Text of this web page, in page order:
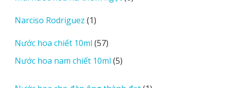
Narciso Rodriguez 11
phẩm
Nước hoa chiết 10ml 5757
sản
phẩm
Nước hoa nam chiết 10ml 55
phẩm